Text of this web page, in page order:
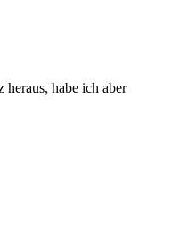
heraus, habe ich aber